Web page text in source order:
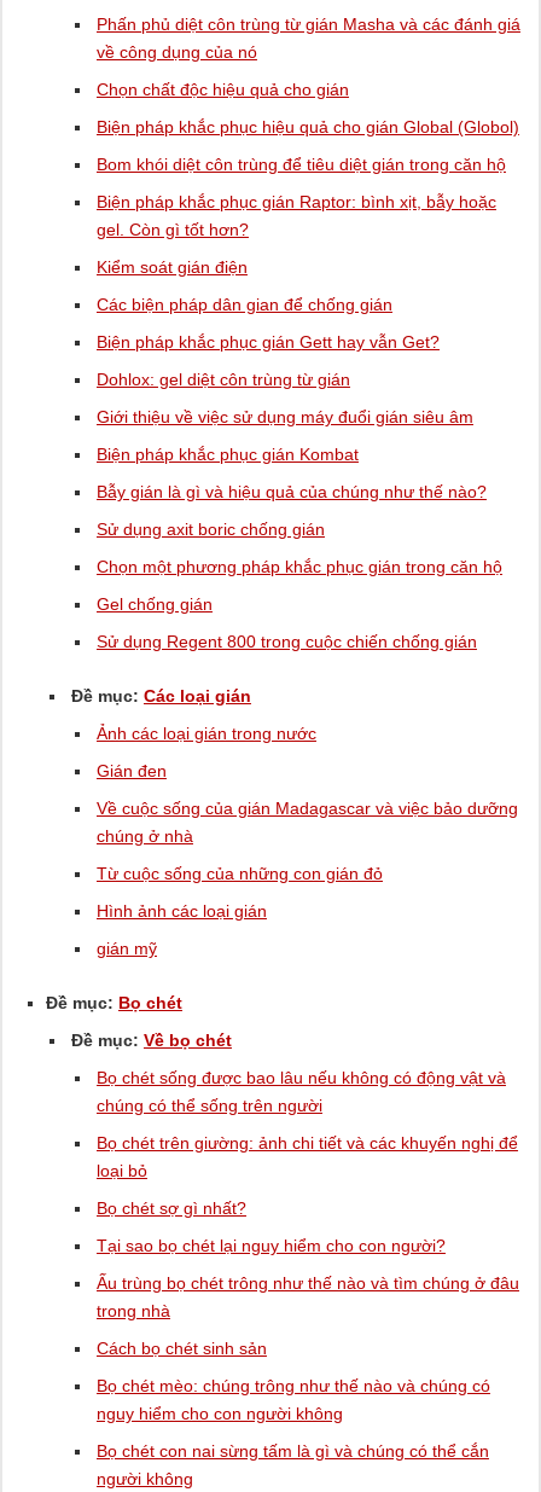
Phấn phủ diệt côn trùng từ gián Masha và các đánh giá
về công dụng của nó
Chọn chất độc hiệu quả cho gián
Biện pháp khắc phục hiệu quả cho gián Global (Globol)
Bom khói diệt côn trùng để tiêu diệt gián trong căn hộ
Biện pháp khắc phục gián Raptor: bình xịt, bẫy hoặc
gel. Còn gì tốt hơn?
Kiểm soát gián điện
Các biện pháp dân gian để chống gián
Biện pháp khắc phục gián Gett hay vẫn Get?
Dohlox: gel diệt côn trùng từ gián
Giới thiệu về việc sử dụng máy đuổi gián siêu âm
Biện pháp khắc phục gián Kombat
Bẫy gián là gì và hiệu quả của chúng như thế nào?
Sử dụng axit boric chống gián
Chọn một phương pháp khắc phục gián trong căn hộ
Gel chống gián
Sử dụng Regent 800 trong cuộc chiến chống gián
Đề mục: Các loại gián
Ảnh các loại gián trong nước
Gián đen
Về cuộc sống của gián Madagascar và việc bảo dưỡng
chúng ở nhà
Từ cuộc sống của những con gián đỏ
Hình ảnh các loại gián
gián mỹ
Đề mục: Bọ chét
Đề mục: Về bọ chét
Bọ chét sống được bao lâu nếu không có động vật và
chúng có thể sống trên người
Bọ chét trên giường: ảnh chi tiết và các khuyến nghị để
loại bỏ
Bọ chét sợ gì nhất?
Tại sao bọ chét lại nguy hiểm cho con người?
Ấu trùng bọ chét trông như thế nào và tìm chúng ở đâu
trong nhà
Cách bọ chét sinh sản
Bọ chét mèo: chúng trông như thế nào và chúng có
nguy hiểm cho con người không
Bọ chét con nai sừng tấm là gì và chúng có thể cắn
người không